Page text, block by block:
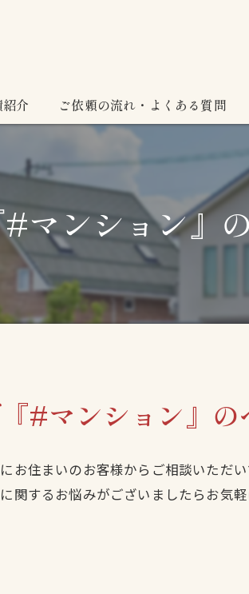
介 ご依頼の流れ・よくある質問
マンション』
#マンション』の
お住まいのお客様からご相談いただ
関するお悩みがございましたらお気